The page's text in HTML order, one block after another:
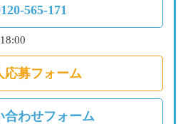
565-171
応募フォーム
合わせフォーム